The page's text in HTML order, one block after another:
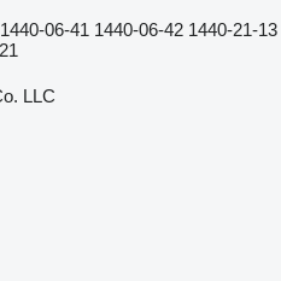
06-41 1440-06-42 1440-21-13
LLC